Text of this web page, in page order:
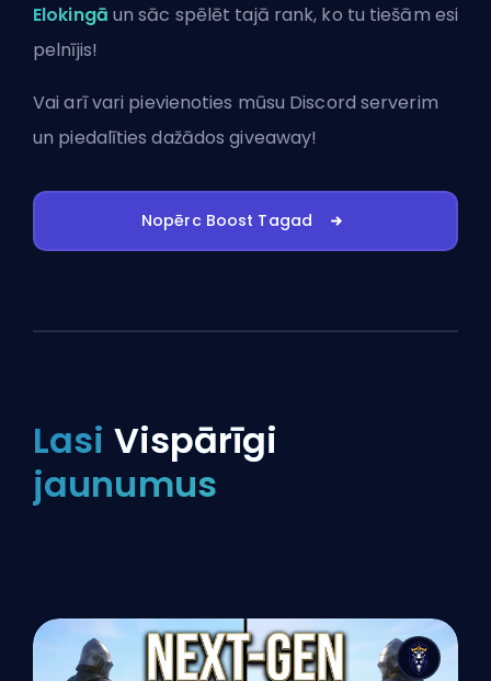
Elokingā un sāc spēlēt tajā rank, ko tu tiešām esi
pelnījis!
Vai arī vari pievienoties mūsu Discord serverim
un piedalīties dažādos giveaway!
Nopērc Boost Tagad
Lasi Vispārīgi
jaunumus